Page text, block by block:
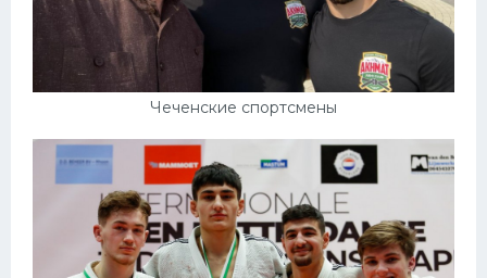
Чеченские спортсмены